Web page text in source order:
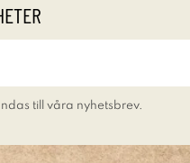
till våra nyhetsbrev.